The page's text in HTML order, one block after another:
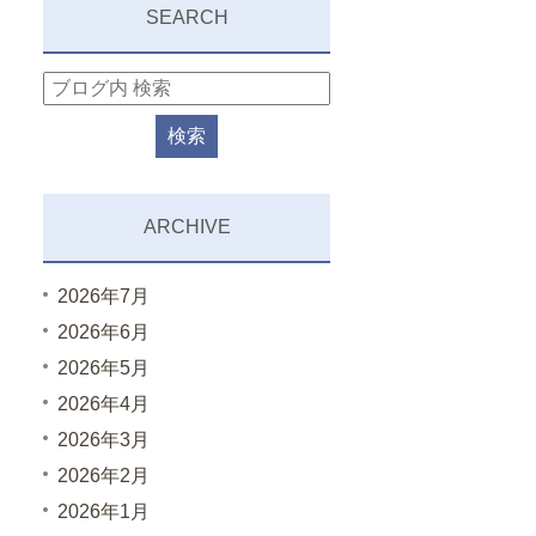
SEARCH
ARCHIVE
2026年7月
2026年6月
2026年5月
2026年4月
2026年3月
2026年2月
2026年1月